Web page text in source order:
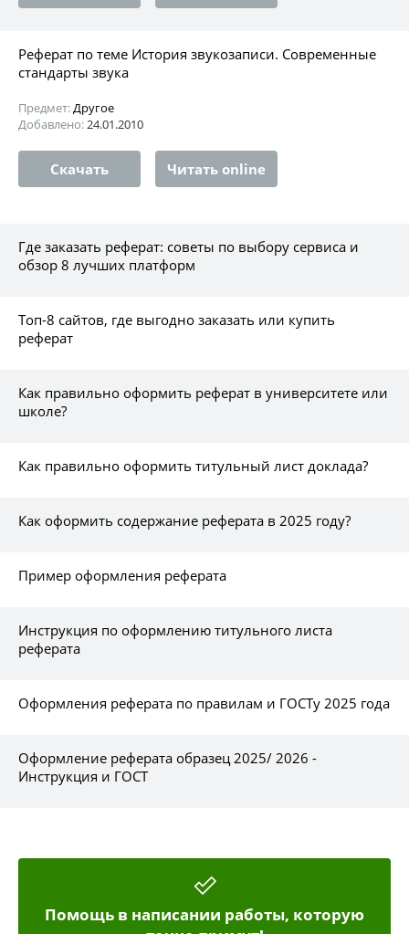
Реферат по теме История звукозаписи. Современные
стандарты звука
Предмет:Другое
Добавлено:24.01.2010
Скачать Читать online
Где заказать реферат: советы по выбору сервиса и
обзор 8 лучших платформ
Топ-8 сайтов, где выгодно заказать или купить
реферат
Как правильно оформить реферат в университете или
школе?
Как правильно оформить титульный лист доклада?
Как оформить содержание реферата в 2025 году?
Пример оформления реферата
Инструкция по оформлению титульного листа
реферата
Оформления реферата по правилам и ГОСТу 2025 года
Оформление реферата образец 2025/ 2026 -
Инструкция и ГОСТ
Помощь в написании работы, которую